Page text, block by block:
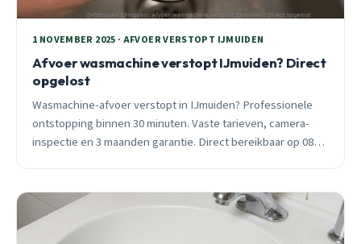
1 NOVEMBER 2025 · AFVOER VERSTOPT IJMUIDEN
Afvoer wasmachine verstopt IJmuiden? Direct
opgelost
Wasmachine-afvoer verstopt in IJmuiden? Professionele
ontstopping binnen 30 minuten. Vaste tarieven, camera-
inspectie en 3 maanden garantie. Direct bereikbaar op 085